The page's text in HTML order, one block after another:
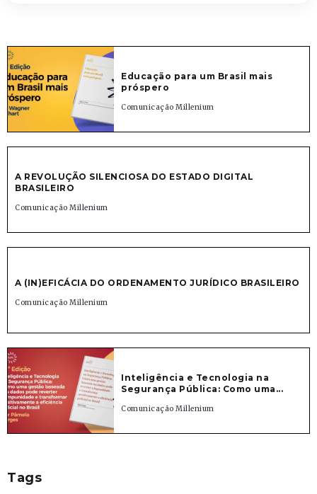
Educação para um Brasil mais
próspero
Comunicação Millenium
A REVOLUÇÃO SILENCIOSA DO ESTADO DIGITAL
BRASILEIRO
Comunicação Millenium
A (IN)EFICÁCIA DO ORDENAMENTO JURÍDICO BRASILEIRO
Comunicação Millenium
Inteligência e Tecnologia na
Segurança Pública: Como uma...
Comunicação Millenium
Tags